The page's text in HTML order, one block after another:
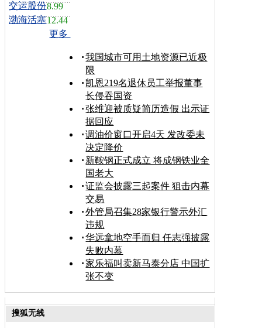
交运股份8.99
渤海活塞12.44
更多
我国城市可用土地资源已近极
限
凯恩219名退休员工举报董事
长侵吞国资
张维迎被质疑简历造假 出示证
据回应
调油价窗口开启4天 发改委未
决定降价
新鞍钢正式成立 将成钢铁业全
国老大
证监会披露三起案件 狙击内幕
交易
外管局召集28家银行警示外汇
违规
华远拿地空手而归 任志强披露
失败内幕
家乐福叫卖新马泰分店 中国扩
张不变
搜狐无线